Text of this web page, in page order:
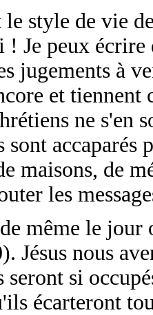
style de vie
Je peux écrire
jugements à
et tiennent
ne s'en
sont accaparés
maisons, de
les
même le
Jésus nous
si
écarteront